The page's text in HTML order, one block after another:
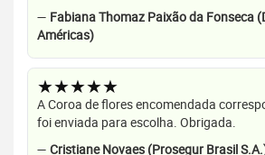
— Fabiana Thomaz Paixão da Fonseca
Américas)
★★★★★
A Coroa de flores encomendada
foi enviada para escolha. Obrigada.
— Cristiane Novaes (Prosegur Brasil